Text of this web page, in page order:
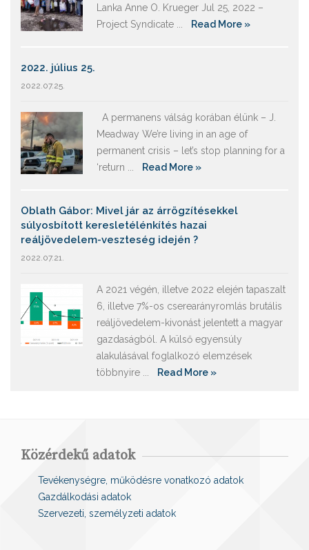
Lanka Anne O. Krueger Jul 25, 2022 –
Project Syndicate ... Read More »
2022. július 25.
2022.07.25.
A permanens válság korában élünk – J.
Meadway We’re living in an age of
permanent crisis – let’s stop planning for a
‘return ... Read More »
Oblath Gábor: Mivel jár az árrögzítésekkel
súlyosbított keresletélénkítés hazai
reáljövedelem-veszteség idején ?
2022.07.21.
A 2021 végén, illetve 2022 elején tapaszalt
6, illetve 7%-os cserearányromlás brutális
reáljövedelem-kivonást jelentett a magyar
gazdaságból. A külső egyensúly
alakulásával foglalkozó elemzések
többnyire ... Read More »
Közérdekű adatok
Tevékenységre, működésre vonatkozó adatok
Gazdálkodási adatok
Szervezeti, személyzeti adatok